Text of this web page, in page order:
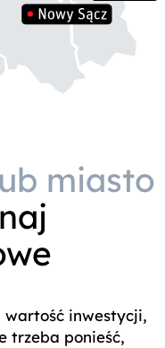
miasto
inwestycji,
trzeba ponieść,